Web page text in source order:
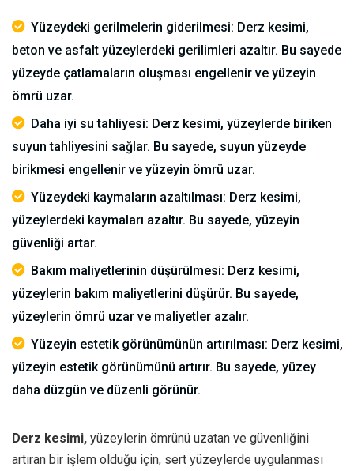
Yüzeydeki gerilmelerin giderilmesi: Derz kesimi,
beton ve asfalt yüzeylerdeki gerilimleri azaltır. Bu sayede
yüzeyde çatlamaların oluşması engellenir ve yüzeyin
ömrü uzar.
Daha iyi su tahliyesi: Derz kesimi, yüzeylerde biriken
suyun tahliyesini sağlar. Bu sayede, suyun yüzeyde
birikmesi engellenir ve yüzeyin ömrü uzar.
Yüzeydeki kaymaların azaltılması: Derz kesimi,
yüzeylerdeki kaymaları azaltır. Bu sayede, yüzeyin
güvenliği artar.
Bakım maliyetlerinin düşürülmesi: Derz kesimi,
yüzeylerin bakım maliyetlerini düşürür. Bu sayede,
yüzeylerin ömrü uzar ve maliyetler azalır.
Yüzeyin estetik görünümünün artırılması: Derz kesimi,
yüzeyin estetik görünümünü artırır. Bu sayede, yüzey
daha düzgün ve düzenli görünür.
Derz kesimi, yüzeylerin ömrünü uzatan ve güvenliğini
artıran bir işlem olduğu için, sert yüzeylerde uygulanması